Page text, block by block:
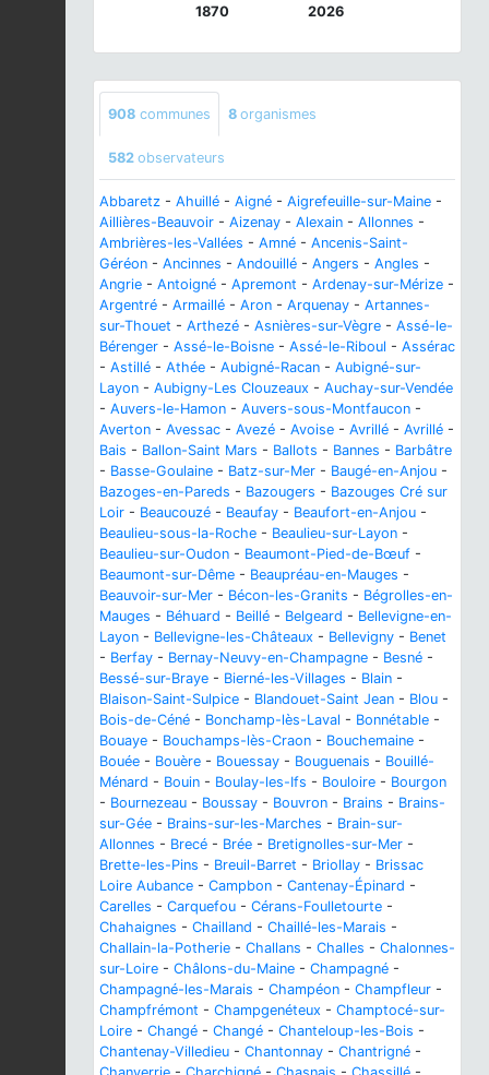
1870 2026
908 communes 8 organismes
582 observateurs
Abbaretz - Ahuillé - Aigné - Aigrefeuille-sur-Maine -
Aillières-Beauvoir - Aizenay - Alexain - Allonnes -
Ambrières-les-Vallées - Amné - Ancenis-Saint-
Géréon - Ancinnes - Andouillé - Angers - Angles -
Angrie - Antoigné - Apremont - Ardenay-sur-Mérize -
Argentré - Armaillé - Aron - Arquenay - Artannes-
sur-Thouet - Arthezé - Asnières-sur-Vègre - Assé-le-
Bérenger - Assé-le-Boisne - Assé-le-Riboul - Assérac
- Astillé - Athée - Aubigné-Racan - Aubigné-sur-
Layon - Aubigny-Les Clouzeaux - Auchay-sur-Vendée
- Auvers-le-Hamon - Auvers-sous-Montfaucon -
Averton - Avessac - Avezé - Avoise - Avrillé - Avrillé -
Bais - Ballon-Saint Mars - Ballots - Bannes - Barbâtre
- Basse-Goulaine - Batz-sur-Mer - Baugé-en-Anjou -
Bazoges-en-Pareds - Bazougers - Bazouges Cré sur
Loir - Beaucouzé - Beaufay - Beaufort-en-Anjou -
Beaulieu-sous-la-Roche - Beaulieu-sur-Layon -
Beaulieu-sur-Oudon - Beaumont-Pied-de-Bœuf -
Beaumont-sur-Dême - Beaupréau-en-Mauges -
Beauvoir-sur-Mer - Bécon-les-Granits - Bégrolles-en-
Mauges - Béhuard - Beillé - Belgeard - Bellevigne-en-
Layon - Bellevigne-les-Châteaux - Bellevigny - Benet
- Berfay - Bernay-Neuvy-en-Champagne - Besné -
Bessé-sur-Braye - Bierné-les-Villages - Blain -
Blaison-Saint-Sulpice - Blandouet-Saint Jean - Blou -
Bois-de-Céné - Bonchamp-lès-Laval - Bonnétable -
Bouaye - Bouchamps-lès-Craon - Bouchemaine -
Bouée - Bouère - Bouessay - Bouguenais - Bouillé-
Ménard - Bouin - Boulay-les-Ifs - Bouloire - Bourgon
- Bournezeau - Boussay - Bouvron - Brains - Brains-
sur-Gée - Brains-sur-les-Marches - Brain-sur-
Allonnes - Brecé - Brée - Bretignolles-sur-Mer -
Brette-les-Pins - Breuil-Barret - Briollay - Brissac
Loire Aubance - Campbon - Cantenay-Épinard -
Carelles - Carquefou - Cérans-Foulletourte -
Chahaignes - Chailland - Chaillé-les-Marais -
Challain-la-Potherie - Challans - Challes - Chalonnes-
sur-Loire - Châlons-du-Maine - Champagné -
Champagné-les-Marais - Champéon - Champfleur -
Champfrémont - Champgenéteux - Champtocé-sur-
Loire - Changé - Changé - Chanteloup-les-Bois -
Chantenay-Villedieu - Chantonnay - Chantrigné -